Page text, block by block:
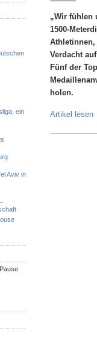
ein
Aviv in
„Wir fühlen
1500-
Athletinnen,
Verdacht
Fünf der
holen.
Artikel lesen